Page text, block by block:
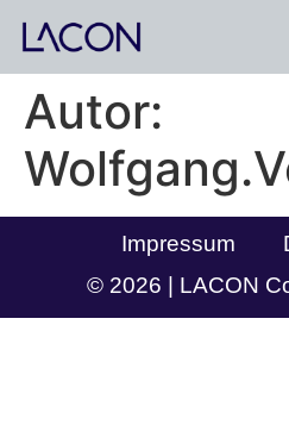
Autor:
© 2026 | LACON
Impressum